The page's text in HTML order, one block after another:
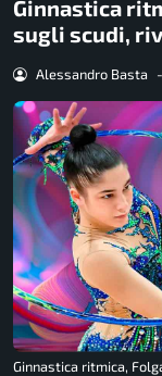
Ginnastica
sugli scudi,
Alessandro Basta -
Ginnastica ritmica,